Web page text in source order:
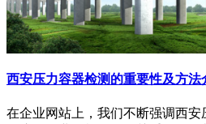
西安压力容器检测的重要性及方法
在企业网站上，我们不断强调西